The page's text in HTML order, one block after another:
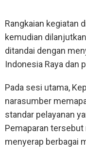
Rangkaian kegiatan
kemudian
ditandai dengan
Indonesia Raya dan
Pada sesi utama,
narasumber
standar pelayanan
Pemaparan
menyerap berbagai